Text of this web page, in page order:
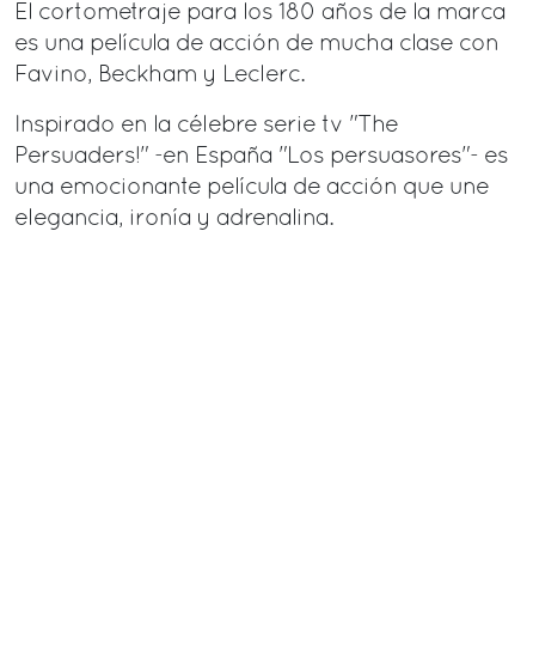
El cortometraje para los 180 años de la marca
es una película de acción de mucha clase con
Favino, Beckham y Leclerc.
Inspirado en la célebre serie tv "The
Persuaders!" -en España "Los persuasores"- es
una emocionante película de acción que une
elegancia, ironía y adrenalina.